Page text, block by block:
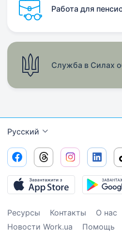
Работа для
Служба в Силах
Русский
Ресурсы Контакты О нас
Новости Work.ua
Помощь